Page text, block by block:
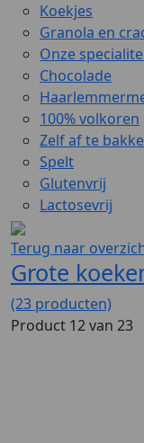
Koekjes
Granola en
Onze
Chocolade
100% volkoren
Zelf af te
Spelt
Glutenvrij
Lactosevrij
Terug naar
Grote
(23 producten)
Product 12 van 23